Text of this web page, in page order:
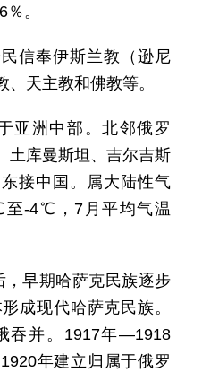
。
信奉伊斯兰教（逊尼
天主教和佛教等。
亚洲中部。北邻俄罗
土库曼斯坦、吉尔吉斯
接中国。属大陆性气
-4℃，7月平均气温
，早期哈萨克民族逐步
成现代哈萨克民族。
吞并。1917年—1918
年建立归属于俄罗